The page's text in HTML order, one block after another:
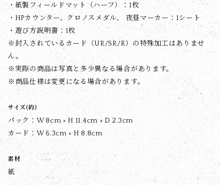
・紙製フィールドマット（ハーフ）：1枚
・HPカウンター、クロノスメダル、 夜昼マーカー：1シート
・遊び方説明書：1枚
※封入されているカード（UR/SR/R）の特殊加工はありませ
ん。
※実際の商品は写真と多少異なる場合があります。
※商品仕様は変更になる場合があります。
サイズ(約)
パック：W 8cm × H 11.4cm × D 2.3cm
カード：W 6.3cm × H 8.8cm
素材
紙